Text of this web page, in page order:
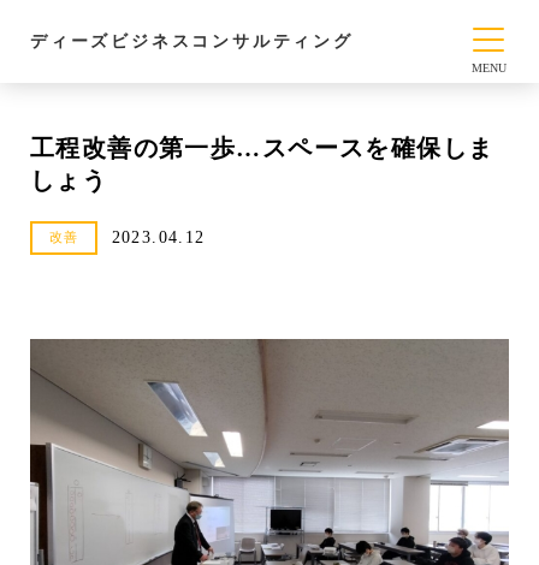
ディーズビジネスコンサルティング
工程改善の第一歩…スペースを確保しま
しょう
改善 2023.04.12